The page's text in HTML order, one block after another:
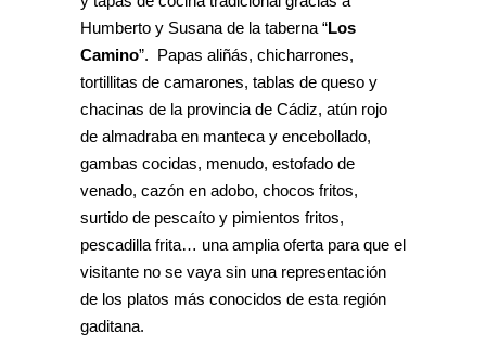
Humberto y Susana de la taberna “Los
Camino”. Papas aliñás, chicharrones,
tortillitas de camarones, tablas de queso y
chacinas de la provincia de Cádiz, atún rojo
de almadraba en manteca y encebollado,
gambas cocidas, menudo, estofado de
venado, cazón en adobo, chocos fritos,
surtido de pescaíto y pimientos fritos,
pescadilla frita… una amplia oferta para que el
visitante no se vaya sin una representación
de los platos más conocidos de esta región
gaditana.